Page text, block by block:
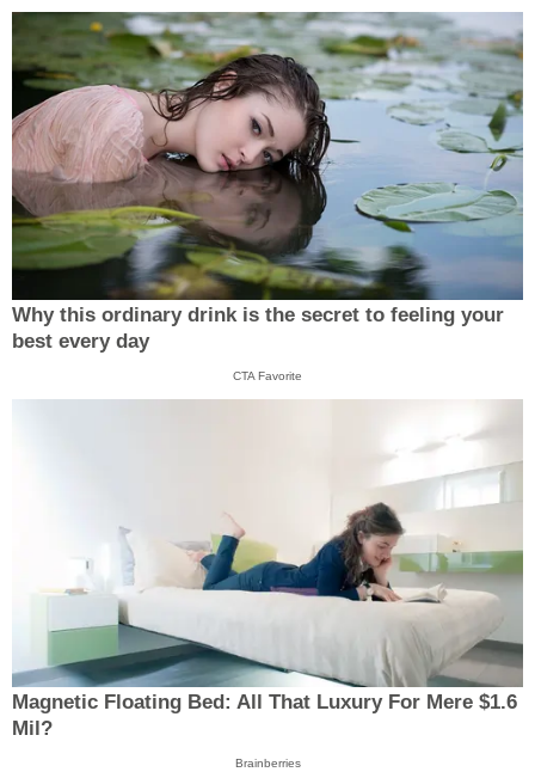
Why this ordinary drink is the secret to feeling your
best every day
CTA Favorite
Magnetic Floating Bed: All That Luxury For Mere $1.6
Mil?
Brainberries